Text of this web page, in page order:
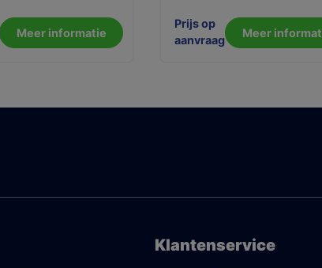
Meer informatie
Prijs op
aanvraag
Meer
Klantenservice